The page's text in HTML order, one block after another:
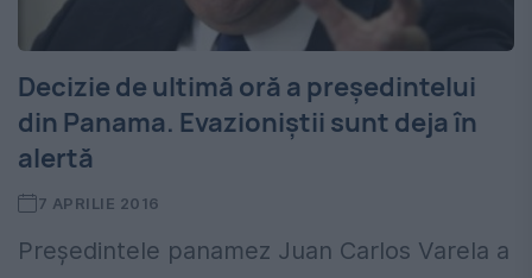
Decizie de ultimă oră a președintelui
din Panama. Evazioniștii sunt deja în
alertă
7 APRILIE 2016
Președintele panamez Juan Carlos Varela a